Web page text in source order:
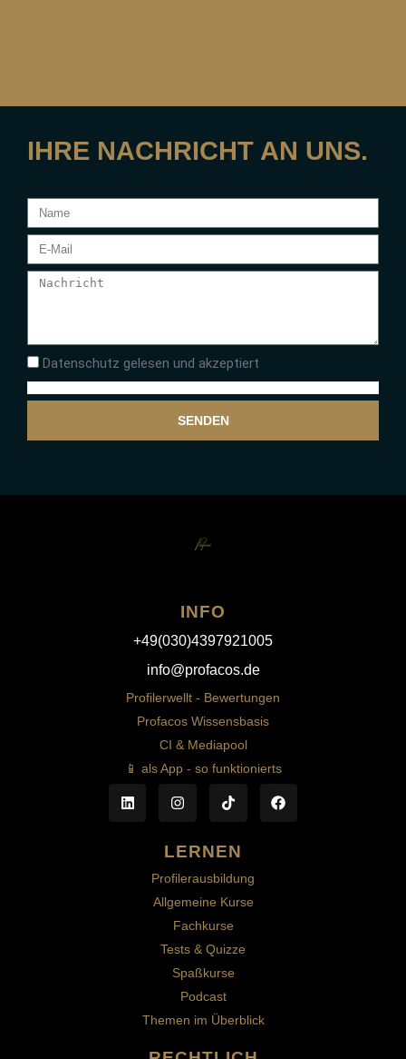
IHRE NACHRICHT AN UNS.
Datenschutz gelesen und akzeptiert
SENDEN
INFO
+49(030)4397921005
info@profacos.de
Profilerwellt - Bewertungen
Profacos Wissensbasis
CI & Mediapool
📱 als App - so funktionierts
LERNEN
Profilerausbildung
Allgemeine Kurse
Fachkurse
Tests & Quizze
Spaßkurse
Podcast
Themen im Überblick